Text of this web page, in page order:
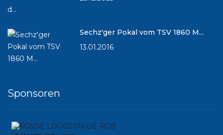
Sechz'ger Pokal vom TSV 1860 M...
13.01.2016
Sponsoren